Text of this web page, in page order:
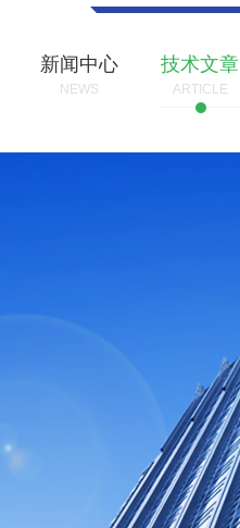
新闻中心
NEWS
技术文章
ARTICLE